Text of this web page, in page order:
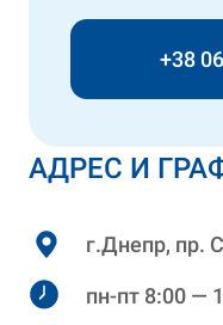
АДРЕС И
г.Днепр, пр.
пн-пт 8:00 —
+38